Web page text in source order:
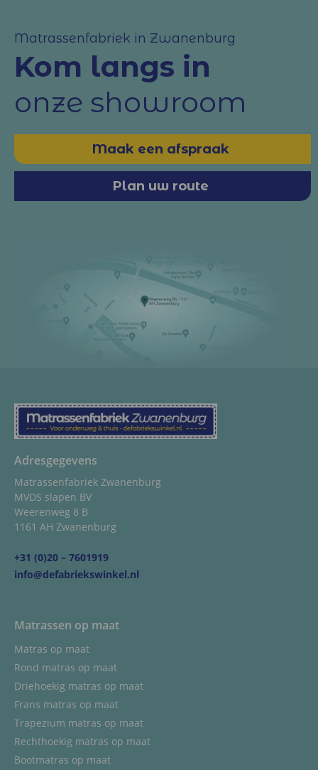
Matrassenfabriek in Zwanenburg
Kom langs in
onze showroom
Maak een afspraak
Plan uw route
Adresgegevens
Matrassenfabriek Zwanenburg
MVDS slapen BV
Weerenweg 8 B
1161 AH Zwanenburg
+31 (0)20 – 7601919
info@defabriekswinkel.nl
Matrassen op maat
Matras op maat
Rond matras op maat
Driehoekig matras op maat
Frans matras op maat
Trapezium matras op maat
Rechthoekig matras op maat
Bootmatras op maat